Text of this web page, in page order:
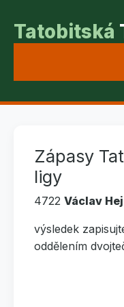
Tatobitská
Zápasy
ligy
4722 Václav
výsledek
oddělením